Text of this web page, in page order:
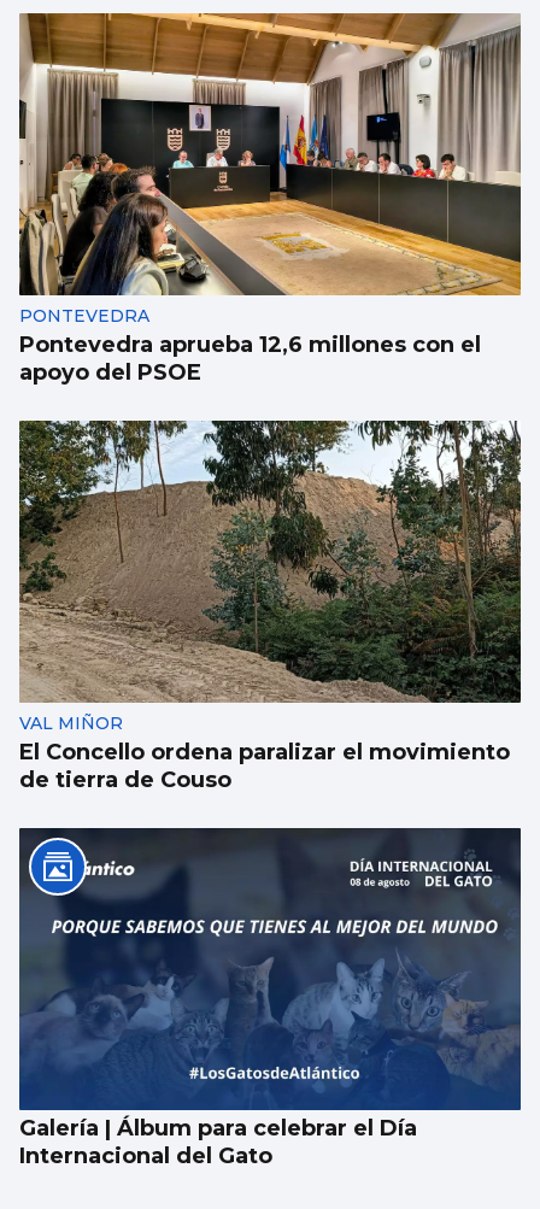
Luz verde definitiva al vial de acceso para
el CEIP Párroco Don Camilo
PONTEVEDRA
Pontevedra aprueba 12,6 millones con el
apoyo del PSOE
VAL MIÑOR
El Concello ordena paralizar el movimiento
de tierra de Couso
Galería | Álbum para celebrar el Día
Internacional del Gato